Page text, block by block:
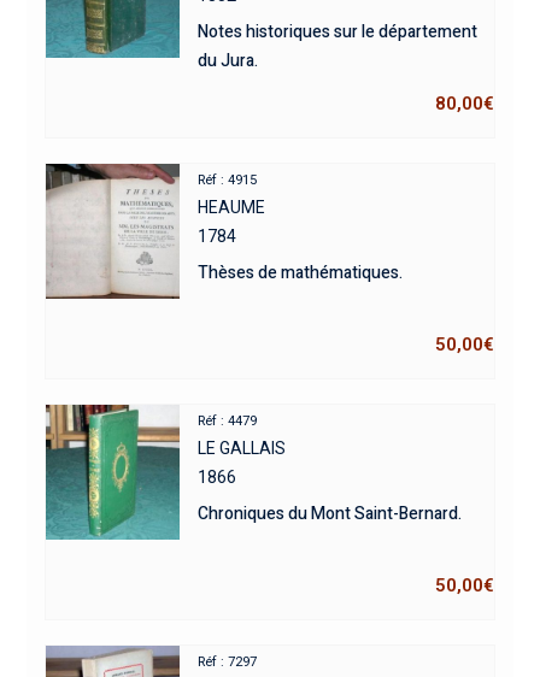
Notes historiques sur le département
du Jura.
80,00€
Réf : 4915
HEAUME
1784
Thèses de mathématiques.
50,00€
Réf : 4479
LE GALLAIS
1866
Chroniques du Mont Saint-Bernard.
50,00€
Réf : 7297